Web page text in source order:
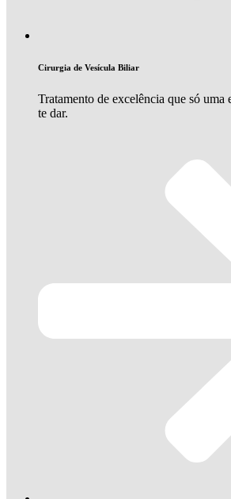
Cirurgia de Vesícula Biliar
Tratamento de excelência que só uma
te dar.